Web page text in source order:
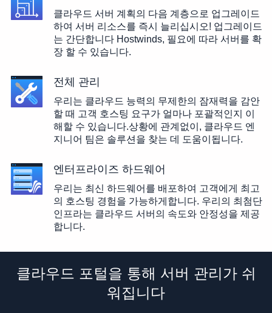
클라우드 서버 계획의 다음 계층으로 업그레이드
하여 서버 리소스를 즉시 늘리십시오! 업그레이드
는 간단합니다 Hostwinds, 필요에 따라 서버를 확
장 할 수 있습니다.
전체 관리
우리는 클라우드 능력의 무제한의 잠재력을 감안
할 때 고객 호스팅 요구가 얼마나 포괄적인지 이
해할 수 있습니다.상황에 관계없이, 클라우드 엔
지니어 팀은 솔루션을 찾는 데 도움이됩니다.
엔터프라이즈 하드웨어
우리는 최신 하드웨어를 배포하여 고객에게 최고
의 호스팅 경험을 가능하게합니다. 우리의 최첨단
인프라는 클라우드 서버의 속도와 안정성을 제공
합니다.
클라우드 포털을 통해 서버 관리가 쉬
워집니다